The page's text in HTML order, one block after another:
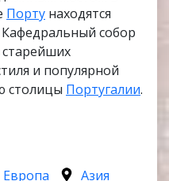
Порту находятся
собор
и популярной
столицы Португалии.
Европа Азия